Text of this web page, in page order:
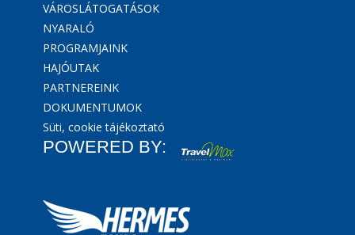
VÁROSLÁTOGATÁSOK
NYARALÓ
PROGRAMJAINK
HAJÓUTAK
PARTNEREINK
DOKUMENTUMOK
Süti, cookie tájékoztató
POWERED BY: